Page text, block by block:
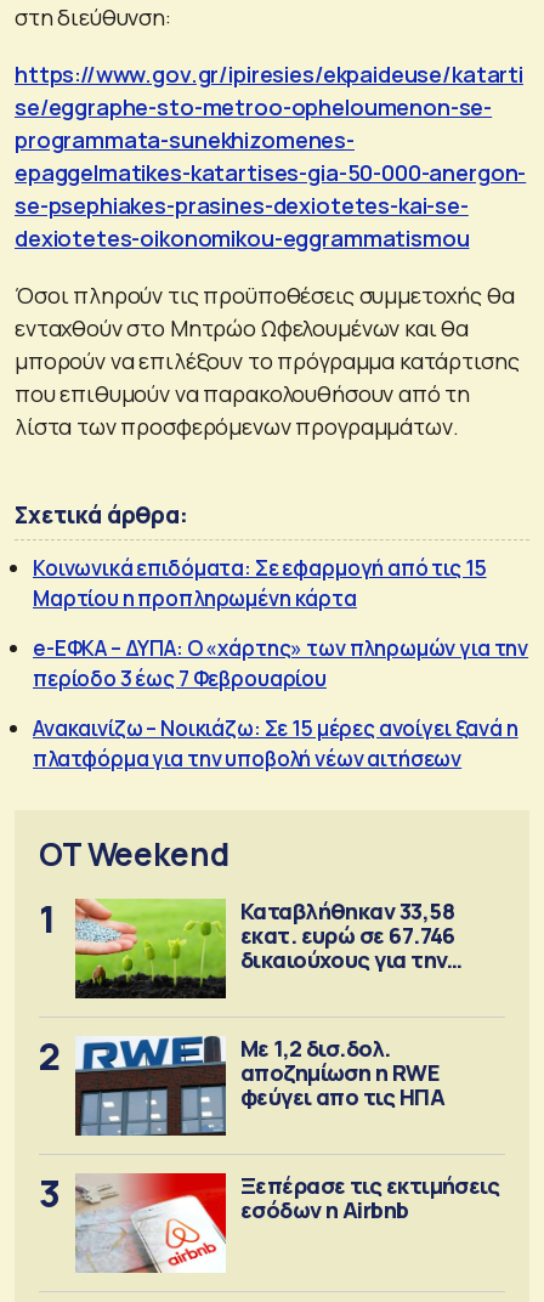
στη διεύθυνση:
https://www.gov.gr/ipiresies/ekpaideuse/katarti
se/eggraphe-sto-metroo-opheloumenon-se-
programmata-sunekhizomenes-
epaggelmatikes-katartises-gia-50-000-anergon-
se-psephiakes-prasines-dexiotetes-kai-se-
dexiotetes-oikonomikou-eggrammatismou
Όσοι πληρούν τις προϋποθέσεις συμμετοχής θα
ενταχθούν στο Μητρώο Ωφελουμένων και θα
μπορούν να επιλέξουν το πρόγραμμα κατάρτισης
που επιθυμούν να παρακολουθήσουν από τη
λίστα των προσφερόμενων προγραμμάτων.
Σχετικά άρθρα:
Κοινωνικά επιδόματα: Σε εφαρμογή από τις 15
Μαρτίου η προπληρωμένη κάρτα
e-ΕΦΚΑ – ΔΥΠΑ: Ο «χάρτης» των πληρωμών για την
περίοδο 3 έως 7 Φεβρουαρίου
Ανακαινίζω – Νοικιάζω: Σε 15 μέρες ανοίγει ξανά η
πλατφόρμα για την υποβολή νέων αιτήσεων
OT Weekend
1
Καταβλήθηκαν 33,58
εκατ. ευρώ σε 67.746
δικαιούχους για την
2
Με 1,2 δισ.δολ.
αποζημίωση η RWE
φεύγει απο τις ΗΠΑ
3
Ξεπέρασε τις εκτιμήσεις
εσόδων η Airbnb